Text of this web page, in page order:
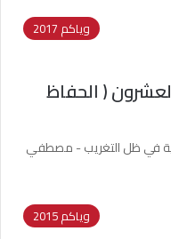
وياكم 2017
والعشرون ( الحفاظ
علي الهوية في ظل التغريب - مصطفي
وياكم 2015